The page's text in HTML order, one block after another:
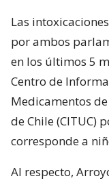
Las
por ambos
en los últimos 5
Centro de
Medicamentos
de Chile (CITUC)
corresponde a
Al respecto,